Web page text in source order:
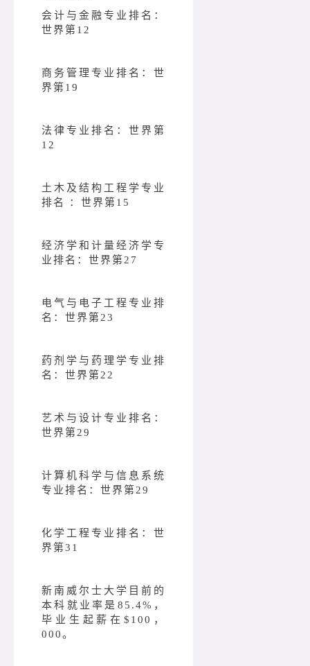
会计与金融专业排名：
世界第12
商务管理专业排名：世
界第19
法律专业排名：世界第
12
土木及结构工程学专业
排名 ：世界第15
经济学和计量经济学专
业排名：世界第27
电气与电子工程专业排
名：世界第23
药剂学与药理学专业排
名：世界第22
艺术与设计专业排名：
世界第29
计算机科学与信息系统
专业排名：世界第29
化学工程专业排名：世
界第31
新南威尔士大学目前的
本科就业率是85.4%，
毕业生起薪在$100，
000。